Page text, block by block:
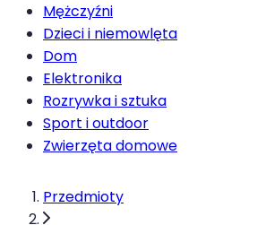
Mężczyźni
Dzieci i niemowlęta
Dom
Elektronika
Rozrywka i sztuka
Sport i outdoor
Zwierzęta domowe
Przedmioty